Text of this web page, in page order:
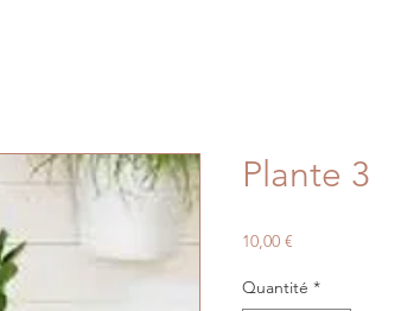
Plante 3
10,00 €
Quantité *